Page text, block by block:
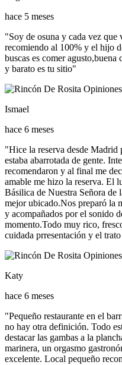
hace 5 meses
"Soy de osuna y cada vez
recomiendo al 100% y el hijo
buscas es comer
y barato es tu sitio"
Ismael
hace 6 meses
"Hice la reserva desde Madrid
estaba abarrotada de gente.
recomendaron y al final me
amable me hizo la reserva. El
Básilica de Nuestra Señora de
mejor ubicado.Nos preparó la
y acompañados por el sonido
momento.Todo muy rico,
cuidada prresentación y el
Katy
hace 6 meses
"Pequeño restaurante en el
no hay otra definición. Todo
destacar las gambas a la
marinera, un orgasmo
excelente. Local pequeño